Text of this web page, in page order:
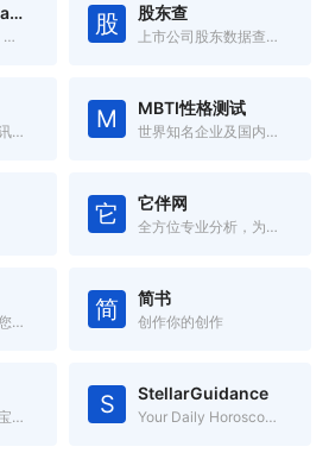
Online crazy games
Enjoy endless fun with games from various genres! 股 股东查
上市公司股东数据查询系统
前沿互联网科技资讯信息 M MBTI性格测试
世界知名企业及国内大型企业在用的测评
它 它伴网
全方位专业分析，为您挑出最适合的“玩具”
搜索本地信息，为您提供身边的信息！ 简 简书
创作你的创作
它是适合你的宠物宝贝吗 S StellarGuidance
Your Daily Horoscope